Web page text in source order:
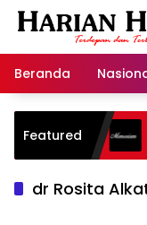
Langsung
Beranda
Featured
Jalan
dr Rosita